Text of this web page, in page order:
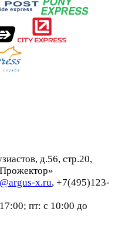
д.56, стр.20,
x.ru, +7(495)123-
пт: с 10:00 до